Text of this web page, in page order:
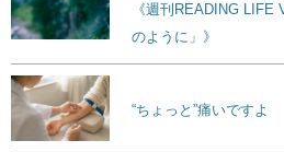
《週刊READING LIFE
のように」》
“ちょっと”痛いですよ